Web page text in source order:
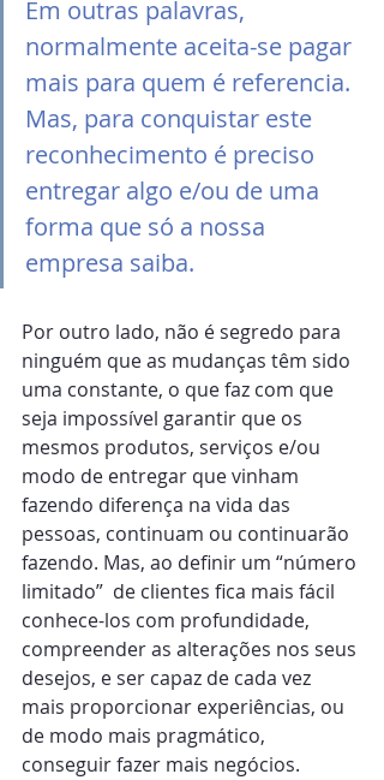
Em outras palavras,
normalmente aceita-se pagar
mais para quem é referencia.
Mas, para conquistar este
reconhecimento é preciso
entregar algo e/ou de uma
forma que só a nossa
empresa saiba.
Por outro lado, não é segredo para
ninguém que as mudanças têm sido
uma constante, o que faz com que
seja impossível garantir que os
mesmos produtos, serviços e/ou
modo de entregar que vinham
fazendo diferença na vida das
pessoas, continuam ou continuarão
fazendo. Mas, ao definir um “número
limitado”  de clientes fica mais fácil
conhece-los com profundidade,
compreender as alterações nos seus
desejos, e ser capaz de cada vez
mais proporcionar experiências, ou
de modo mais pragmático,
conseguir fazer mais negócios.